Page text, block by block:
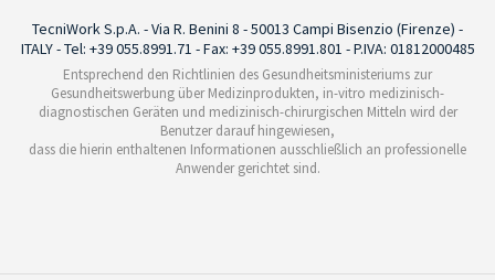
TecniWork S.p.A. - Via R. Benini 8 - 50013 Campi Bisenzio (Firenze) -
ITALY - Tel: +39 055.8991.71 - Fax: +39 055.8991.801 - P.IVA: 01812000485
Entsprechend den Richtlinien des Gesundheitsministeriums zur
Gesundheitswerbung über Medizinprodukten, in-vitro medizinisch-
diagnostischen Geräten und medizinisch-chirurgischen Mitteln wird der
Benutzer darauf hingewiesen,
dass die hierin enthaltenen Informationen ausschließlich an professionelle
Anwender gerichtet sind.